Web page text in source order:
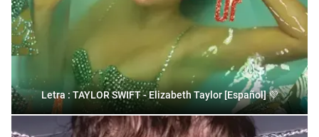
Letra : TAYLOR SWIFT - Elizabeth Taylor [Español] 💜